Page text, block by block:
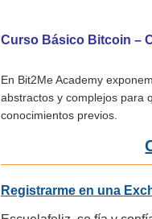
Curso Básico Bitcoin –
En Bit2Me Academy
abstractos y complejos para
conocimientos previos.
Registrarme en una